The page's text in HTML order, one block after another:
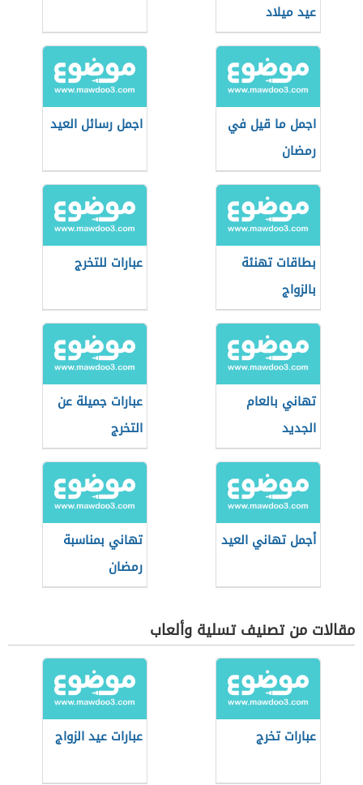
عيد ميلاد
اجمل ما قيل في
رمضان
اجمل رسائل العيد
بطاقات تهنئة
بالزواج
عبارات للتخرج
تهاني بالعام
الجديد
عبارات جميلة عن
التخرج
أجمل تهاني العيد
تهاني بمناسبة
رمضان
مقالات من تصنيف تسلية وألعاب
عبارات تخرج عبارات عيد الزواج